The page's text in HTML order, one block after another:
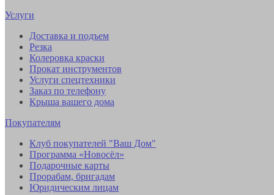
Услуги
Доставка и подъем
Резка
Колеровка краски
Прокат инструментов
Услуги спецтехники
Заказ по телефону
Крыша вашего дома
Покупателям
Клуб покупателей "Ваш Дом"
Программа «Новосёл»
Подарочные карты
Прорабам, бригадам
Юридическим лицам